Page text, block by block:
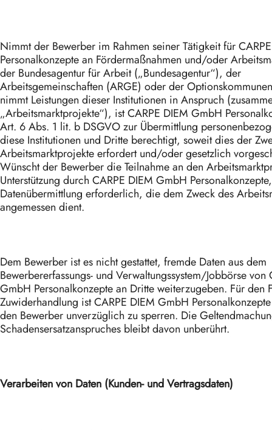
Nimmt der Bewerber im Rahmen seiner Tätigkeit für
Personalkonzepte an Fördermaßnahmen und/oder
der Bundesagentur für Arbeit („Bundesagentur“), der
Arbeitsgemeinschaften (ARGE) oder der
nimmt Leistungen dieser Institutionen in Anspruch
„Arbeitsmarktprojekte“), ist CARPE DIEM GmbH
Art. 6 Abs. 1 lit. b DSGVO zur Übermittlung
diese Institutionen und Dritte berechtigt, soweit dies der
Arbeitsmarktprojekte erfordert und/oder gesetzlich
Wünscht der Bewerber die Teilnahme an den
Unterstützung durch CARPE DIEM GmbH
Datenübermittlung erforderlich, die dem Zweck des
angemessen dient.
Dem Bewerber ist es nicht gestattet, fremde Daten aus dem
Bewerbererfassungs- und Verwaltungssystem/Jobbörse von
GmbH Personalkonzepte an Dritte weiterzugeben. Für den
Zuwiderhandlung ist CARPE DIEM GmbH
den Bewerber unverzüglich zu sperren. Die
Schadensersatzanspruches bleibt davon unberührt.
Verarbeiten von Daten (Kunden- und Vertragsdaten)